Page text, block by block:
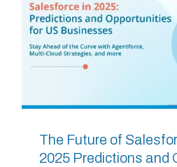
The Future of
2025 Predictions and